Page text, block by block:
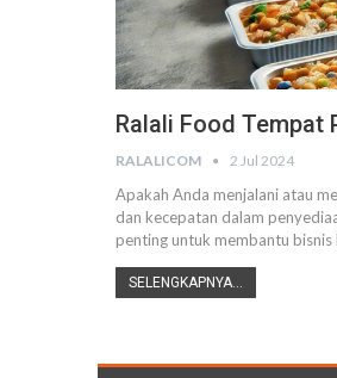
Ralali Food Tempat
RALALICOM 2 Jul 2024
Apakah Anda menjalani atau
dan kecepatan dalam
penting untuk membantu
SELENGKAPNYA...